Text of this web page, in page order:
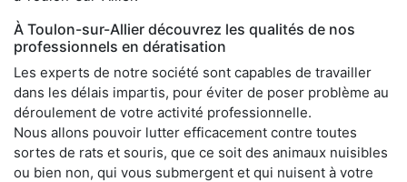
À Toulon-sur-Allier découvrez les qualités de nos
professionnels en dératisation
Les experts de notre société sont capables de travailler
dans les délais impartis, pour éviter de poser problème au
déroulement de votre activité professionnelle.
Nous allons pouvoir lutter efficacement contre toutes
sortes de rats et souris, que ce soit des animaux nuisibles
ou bien non, qui vous submergent et qui nuisent à votre